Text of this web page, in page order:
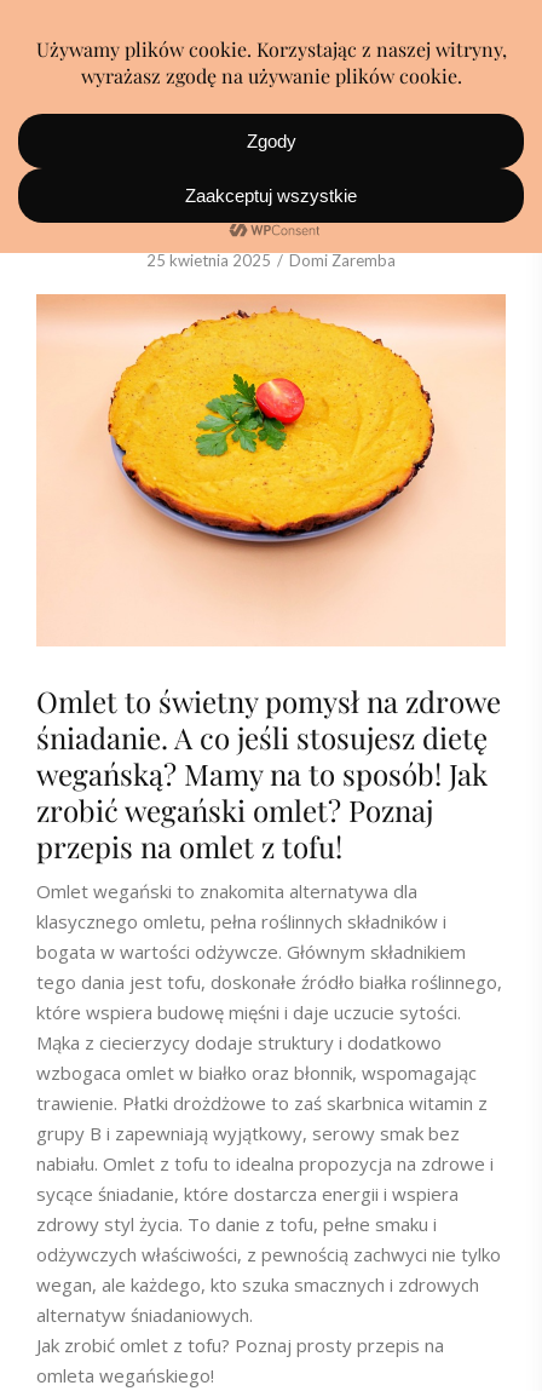
Omlet wegański
25 kwietnia 2025 Domi Zaremba
Omlet to świetny pomysł na zdrowe
śniadanie. A co jeśli stosujesz dietę
wegańską? Mamy na to sposób! Jak
zrobić wegański omlet? Poznaj
przepis na omlet z tofu!
Omlet wegański to znakomita alternatywa dla
klasycznego omletu, pełna roślinnych składników i
bogata w wartości odżywcze. Głównym składnikiem
tego dania jest tofu, doskonałe źródło białka roślinnego,
które wspiera budowę mięśni i daje uczucie sytości.
Mąka z ciecierzycy dodaje struktury i dodatkowo
wzbogaca omlet w białko oraz błonnik, wspomagając
trawienie. Płatki drożdżowe to zaś skarbnica witamin z
grupy B i zapewniają wyjątkowy, serowy smak bez
nabiału. Omlet z tofu to idealna propozycja na zdrowe i
sycące śniadanie, które dostarcza energii i wspiera
zdrowy styl życia. To danie z tofu, pełne smaku i
odżywczych właściwości, z pewnością zachwyci nie tylko
wegan, ale każdego, kto szuka smacznych i zdrowych
alternatyw śniadaniowych.
Jak zrobić omlet z tofu? Poznaj prosty przepis na
omleta wegańskiego!